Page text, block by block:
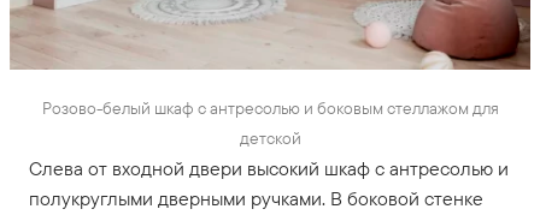
Розово-белый шкаф с антресолью и боковым стеллажом для
детской
Слева от входной двери высокий шкаф с антресолью и
полукруглыми дверными ручками. В боковой стенке